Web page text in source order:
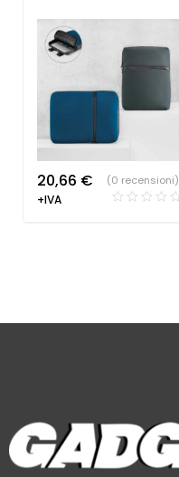
20,66 €
+IVA
(0 recensioni)